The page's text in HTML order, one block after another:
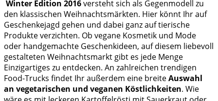
Winter Edition 2016versteht sich als Gegenmodell zu
den klassischen Weihnachtsmärkten. Hier könnt Ihr auf
Geschenkejagd gehen und dabei ganz auf tierische
Produkte verzichten. Ob vegane Kosmetik und Mode
oder handgemachte Geschenkideen, auf diesem liebevoll
gestalteten Weihnachtsmarkt gibt es jede Menge
Einzigartiges zu entdecken. An zahlreichen trendigen
Food-Trucks findet Ihr außerdem eine breiteAuswahl
an vegetarischen und veganen Köstlichkeiten. Wie